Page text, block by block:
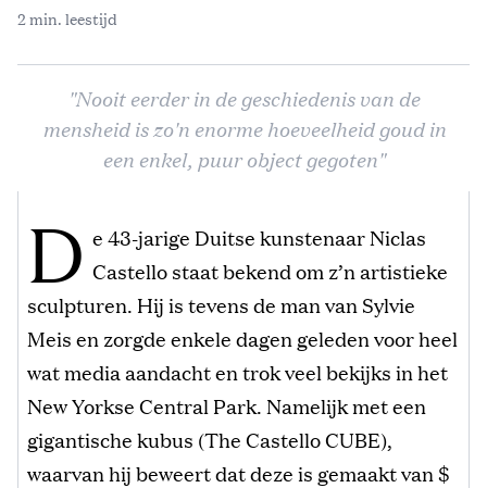
2 min. leestijd
"Nooit eerder in de geschiedenis van de
mensheid is zo'n enorme hoeveelheid goud in
een enkel, puur object gegoten"
D e 43-jarige Duitse kunstenaar Niclas
Castello staat bekend om z’n artistieke
sculpturen. Hij is tevens de man van Sylvie
Meis en zorgde enkele dagen geleden voor heel
wat media aandacht en trok veel bekijks in het
New Yorkse Central Park. Namelijk met een
gigantische kubus (The Castello CUBE),
waarvan hij beweert dat deze is gemaakt van $